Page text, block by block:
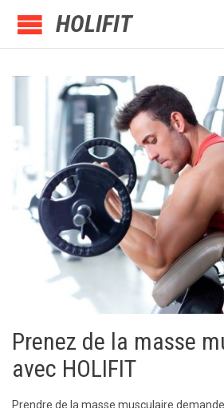
HOLIFIT
Prenez de la masse
avec HOLIFIT
Prendre de la masse musculaire